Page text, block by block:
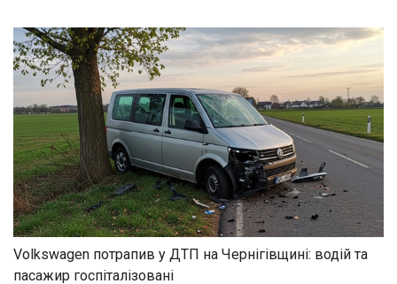
Volkswagen потрапив у ДТП на Чернігівщині: водій та
пасажир госпіталізовані